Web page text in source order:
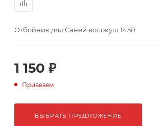
Отбойник для Саней волокуш 1450
1 150 ₽
Привезем
ВЫБРАТЬ ПРЕДЛОЖЕНИЕ